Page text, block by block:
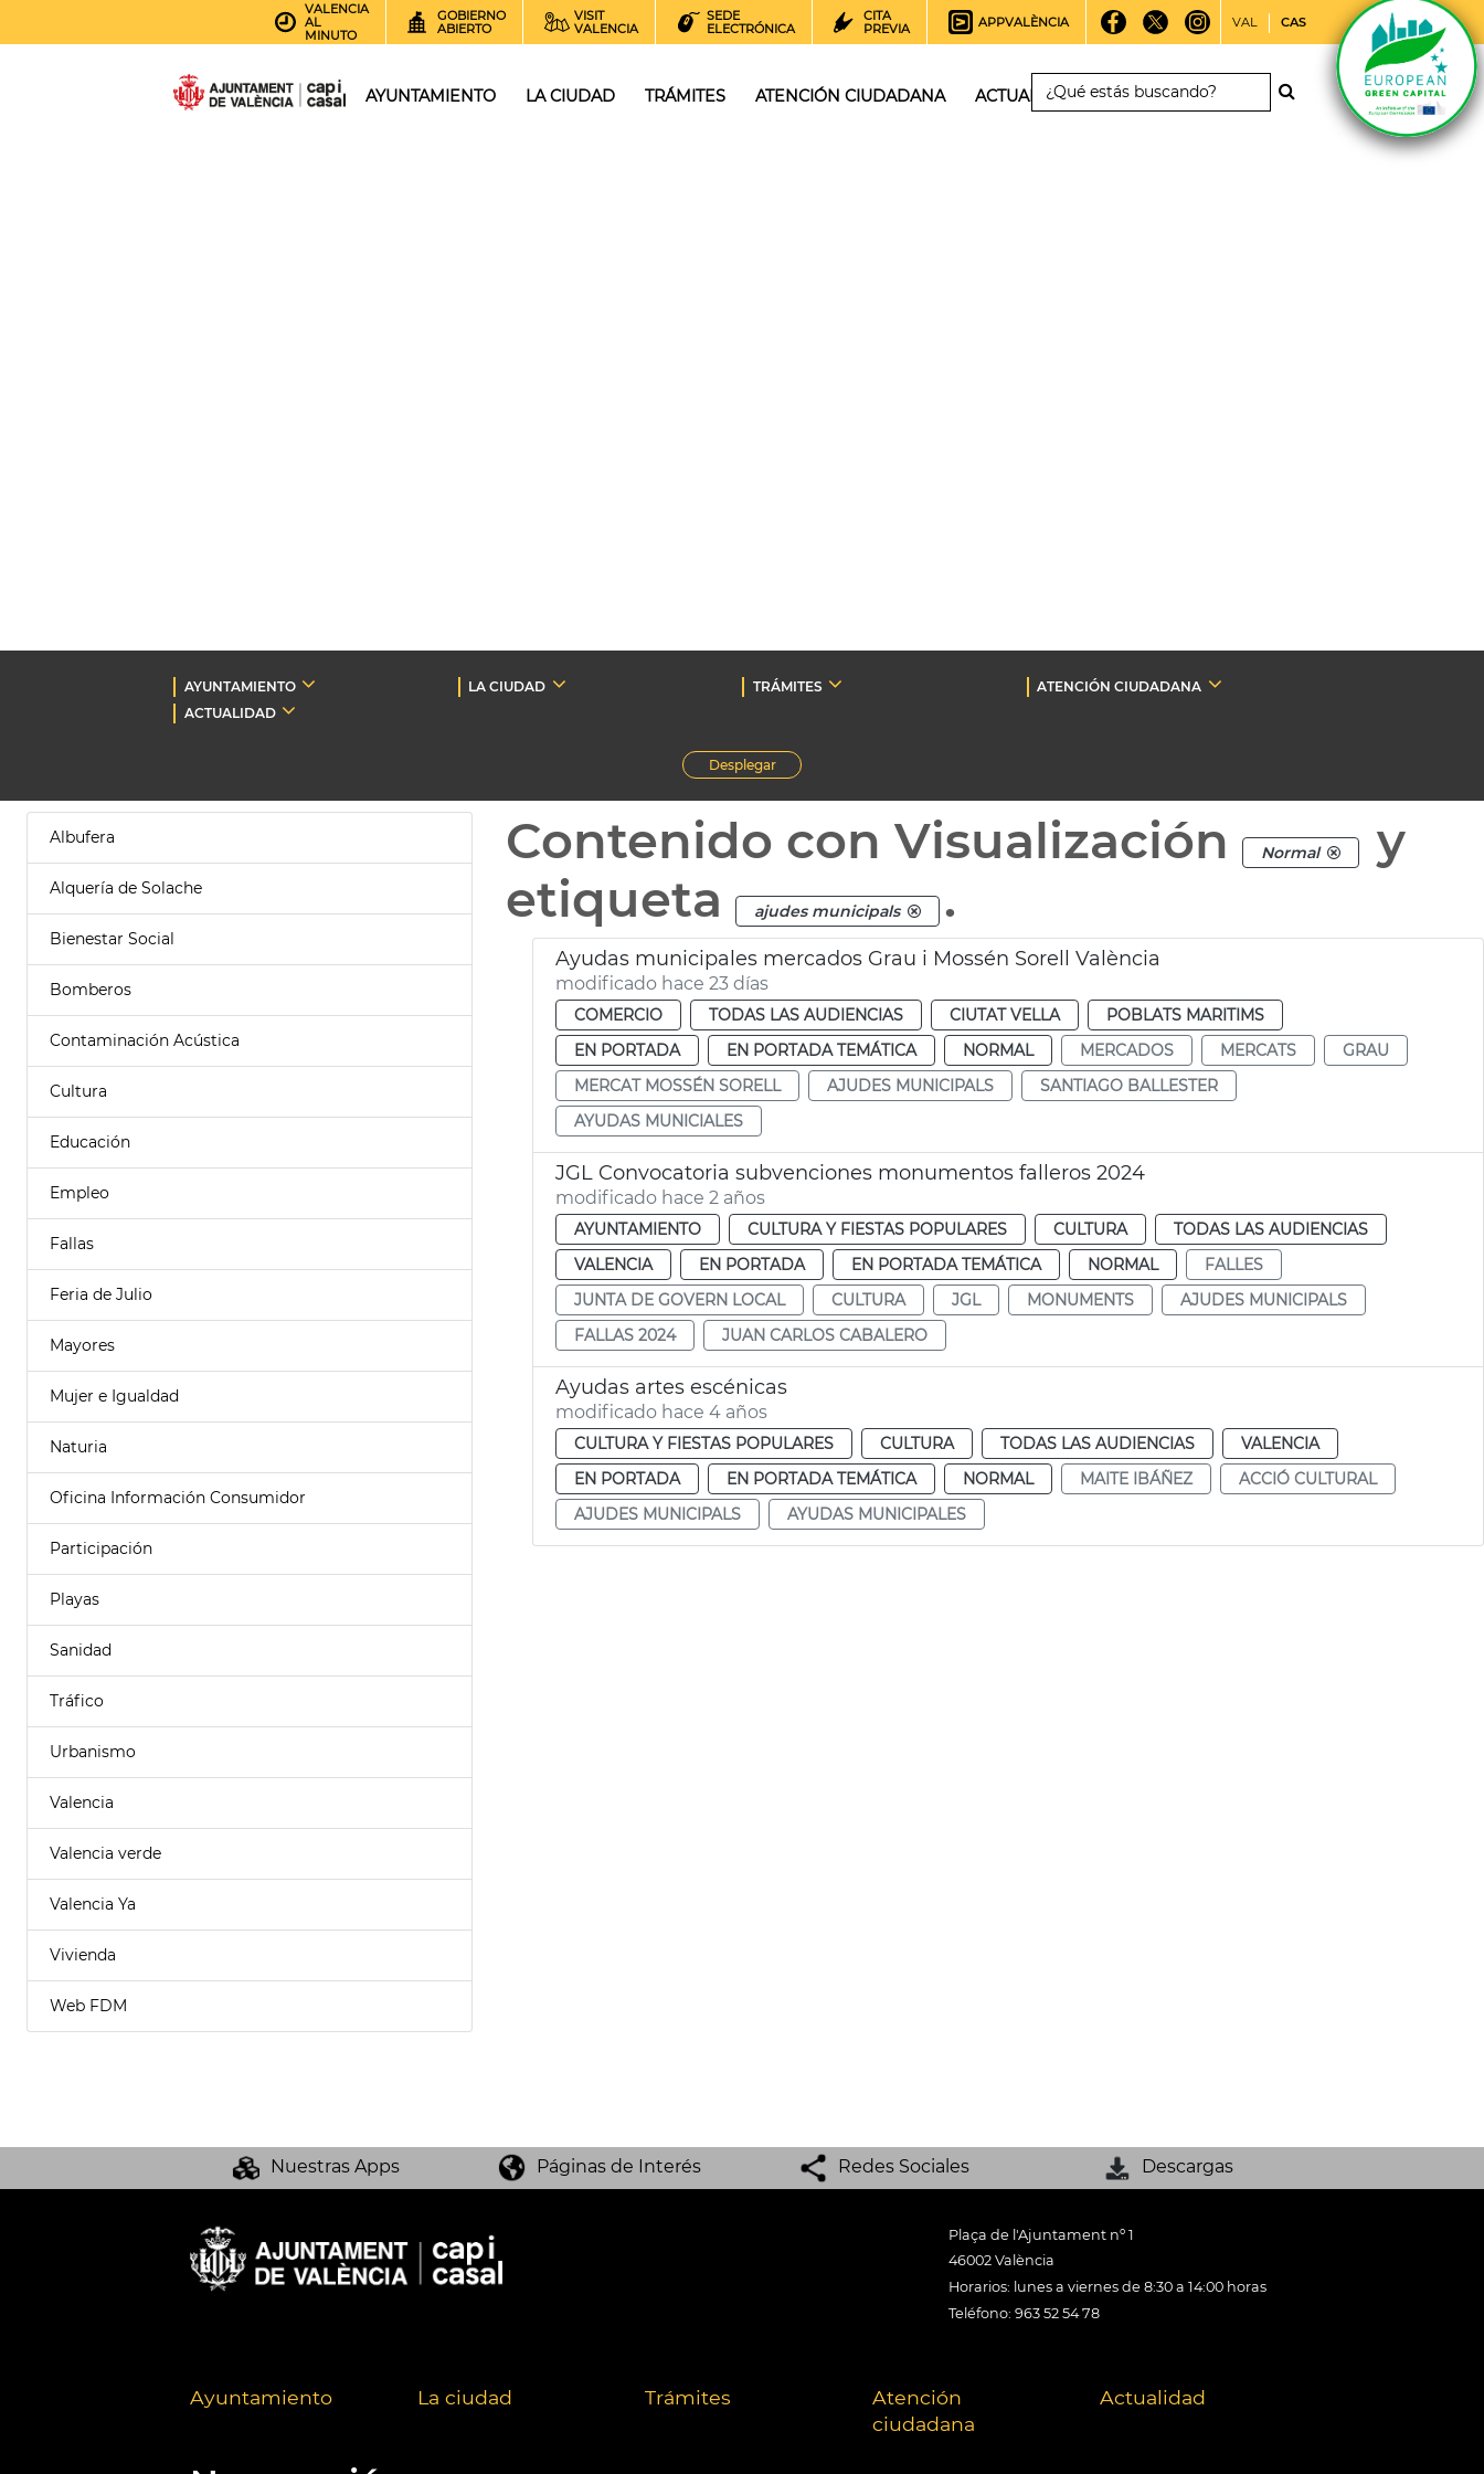
VALENCIA
AL
MINUTO
GOBIERNO
ABIERTO
VISIT
VALENCIA
SEDE
ELECTRÓNICA
CITA
PREVIA
APPVALÈNCIA VAL CAS
AYUNTAMIENTO LA CIUDAD TRÁMITES ATENCIÓN CIUDADANA ACTUALIDAD
AYUNTAMIENTO LA CIUDAD TRÁMITES
ATENCIÓN CIUDADANA
ACTUALIDAD
Desplegar
Albufera
Alquería de Solache
Bienestar Social
Bomberos
Contaminación Acústica
Cultura
Educación
Empleo
Fallas
Feria de Julio
Mayores
Mujer e Igualdad
Naturia
Oficina Información Consumidor
Participación
Playas
Sanidad
Tráfico
Urbanismo
Valencia
Valencia verde
Valencia Ya
Vivienda
Web FDM
Contenido con Visualización Normal
y
etiqueta
ajudes municipals .
Ayudas municipales mercados Grau i Mossén Sorell València
modificado hace 23 días
COMERCIO TODAS LAS AUDIENCIAS CIUTAT VELLA
POBLATS MARITIMS
EN PORTADA
EN PORTADA TEMÁTICA NORMAL MERCADOS MERCATS
GRAU
MERCAT MOSSÉN SORELL
AJUDES MUNICIPALS
SANTIAGO BALLESTER
AYUDAS MUNICIALES
JGL Convocatoria subvenciones monumentos falleros 2024
modificado hace 2 años
AYUNTAMIENTO CULTURA Y FIESTAS POPULARES CULTURA
TODAS LAS AUDIENCIAS
VALENCIA
EN PORTADA EN PORTADA TEMÁTICA NORMAL
FALLES
JUNTA DE GOVERN LOCAL
CULTURA JGL MONUMENTS
AJUDES MUNICIPALS
FALLAS 2024
JUAN CARLOS CABALERO
Ayudas artes escénicas
modificado hace 4 años
CULTURA Y FIESTAS POPULARES CULTURA TODAS LAS AUDIENCIAS
VALENCIA
EN PORTADA
EN PORTADA TEMÁTICA NORMAL MAITE IBÁÑEZ
ACCIÓ CULTURAL
AJUDES MUNICIPALS
AYUDAS MUNICIPALES
Nuestras Apps Páginas de Interés Redes Sociales Descargas
Plaça de l'Ajuntament nº 1
46002 València
Horarios: lunes a viernes de 8:30 a 14:00 horas
Teléfono: 963 52 54 78
Ayuntamiento La ciudad Trámites
Atención
ciudadana
Actualidad